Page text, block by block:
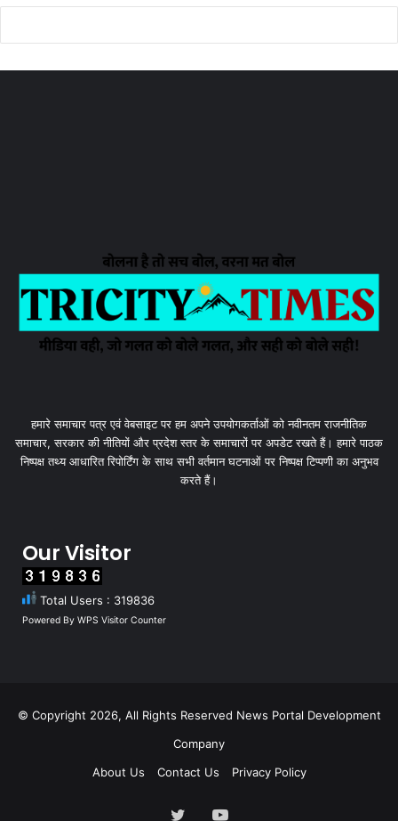
हमारे समाचार पत्र एवं वेबसाइट पर हम अपने उपयोगकर्ताओं को नवीनतम राजनीतिक
समाचार, सरकार की नीतियों और प्रदेश स्तर के समाचारों पर अपडेट रखते हैं। हमारे पाठक
निष्पक्ष तथ्य आधारित रिपोर्टिंग के साथ सभी वर्तमान घटनाओं पर निष्पक्ष टिप्पणी का अनुभव
करते हैं।
Our Visitor
Total Users : 319836
Powered By WPS Visitor Counter
© Copyright 2026, All Rights Reserved News Portal Development
Company
About Us
Contact Us Privacy Policy
TwitterYouTube